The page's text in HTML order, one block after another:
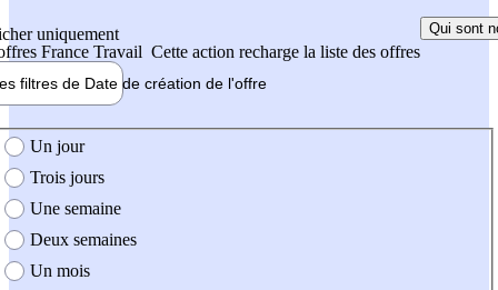
uniquement
France Travail Cette action recharge la liste des offres
Qui sont
filtres de Date de création de l'offre
création de l'offre
Un jour
Trois jours
Une semaine
Deux semaines
Un mois